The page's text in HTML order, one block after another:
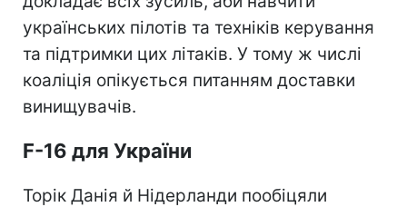
українських пілотів та техніків керування
та підтримки цих літаків. У тому ж числі
коаліція опікується питанням доставки
винищувачів.
F-16 для України
Торік Данія й Нідерланди пообіцяли